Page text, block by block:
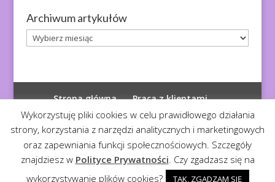
Archiwum artykułów
Archiwum
artykułów
Strona główna
Praca z klientami
Polityka prywatności
© 2026 Diagnoza Duszy| Kopiowanie zabronione
Realizacja:Serwis4U - Narzędzia dla eMarketera
Wykorzystuję pliki cookies w celu prawidłowego działania
strony, korzystania z narzędzi analitycznych i marketingowych
oraz zapewniania funkcji społecznościowych. Szczegóły
znajdziesz w Polityce Prywatności. Czy zgadzasz się na
wykorzystywanie plików cookies?
TAK, ZGADZAM SIĘ